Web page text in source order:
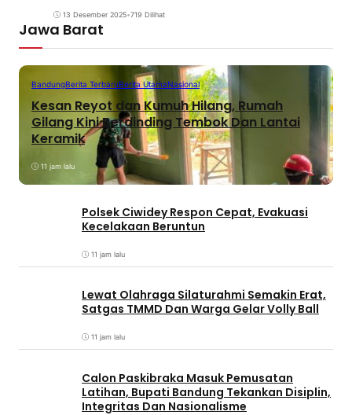
13 Desember 2025•719 Dilihat
Jawa Barat
BandungBerita TerbaruBerita UtamaNasional
Kesan Reyot dan Kumuh Hilang, Rumah
Gilang Kini Berdinding Tembok Dan Lantai
Keramik
11 jam lalu
Polsek Ciwidey Respon Cepat, Evakuasi
Kecelakaan Beruntun
11 jam lalu
Lewat Olahraga Silaturahmi Semakin Erat,
Satgas TMMD Dan Warga Gelar Volly Ball
11 jam lalu
Calon Paskibraka Masuk Pemusatan
Latihan, Bupati Bandung Tekankan Disiplin,
Integritas Dan Nasionalisme